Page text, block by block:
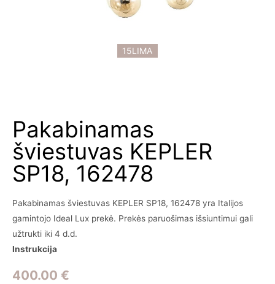
15LIMA
Pakabinamas
šviestuvas KEPLER
SP18, 162478
Pakabinamas šviestuvas KEPLER SP18, 162478 yra Italijos
gamintojo Ideal Lux prekė. Prekės paruošimas išsiuntimui gali
užtrukti iki 4 d.d.
Instrukcija
400.00 €